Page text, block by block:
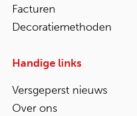
Facturen
Decoratiemethoden
Handige links
Versgeperst nieuws
Over ons